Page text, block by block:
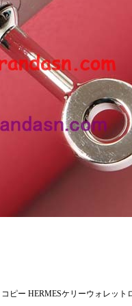
ピー HERMESケリーウォレット